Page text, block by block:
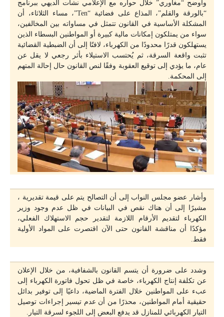
وأوضح “مغاوري” خلال حواره مع الإعلامي نشأت الديهي ببرنامج
“بالورقة والقلم”، المذاع على فضائية “Ten”، مساء الثلاثاء، أن
المشكلة الأساسية في القانون تتمثل في مساواته بين المخالفين،
سواء من يمتلكون إمكانات مالية كبيرة أو المواطنين البسطاء الذين
يستهلكون قدرًا محدودًا من الكهرباء، لافتًا إلى أن الضبطية القضائية
تثبت واقعة السرقة، ثم يُحتسب الاستيلاء بأثر رجعي لا يقل عن
عام، ما يؤدي إلى توقيع العقوبة وفقًا لنص القانون حال إحالة المتهم
إلى المحكمة.
وأشار عضو مجلس النواب إلى أن التصالح يتم على قيمة تقديرية ،
مشيرًا إلى أن هناك نقص في البيانات في ظل عدم وجود وزير
الكهرباء لتقديم الأرقام اللازمة لتقدير حجم الاستهلاك الفعلي،
مؤكدًا أن مناقشة القانون حتى الآن اقتصرت على المواد الأولية
فقط.
وشدد على ضرورة أن يتسم القانون بالشفافية، من خلال الإعلان
عن تكلفة إنتاج الكهرباء، خاصة في ظل تحول فاتورة الكهرباء إلى
عبء على المواطنين خلال الفترة الماضية، داعيًا إلى توفير بدائل
حقيقية أمام المواطنين، محذرًا من أن عدم تيسير إجراءات توصيل
التيار الكهربائي للمنازل قد يدفع البعض إلى اللجوء لسرقة التيار.